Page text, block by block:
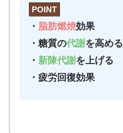
POINT
・ 脂肪燃焼効果
・糖質の代謝を高める
・ 新陳代謝を上げる
・疲労回復効果